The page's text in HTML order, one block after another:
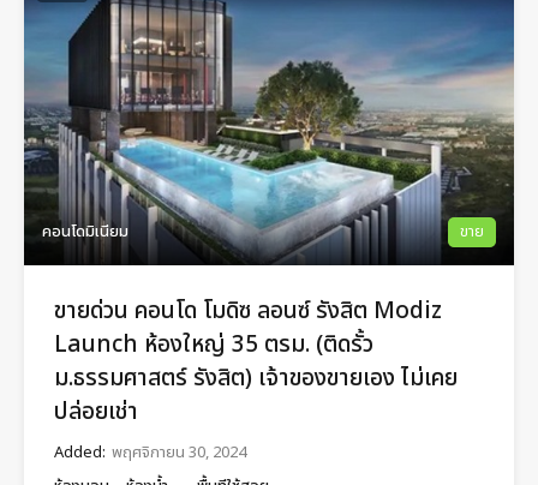
คอนโดมิเนียม ขาย
ขายด่วน คอนโด โมดิซ ลอนซ์ รังสิต Modiz
Launch ห้องใหญ่ 35 ตรม. (ติดรั้ว
ม.ธรรมศาสตร์ รังสิต) เจ้าของขายเอง ไม่เคย
ปล่อยเช่า
Added: พฤศจิกายน 30, 2024